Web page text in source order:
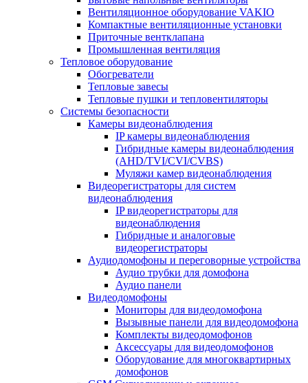
Вентиляционное оборудование VAKIO
Компактные вентиляционные установки
Приточные вентклапана
Промышленная вентиляция
Тепловое оборудование
Обогреватели
Тепловые завесы
Тепловые пушки и тепловентиляторы
Системы безопасности
Камеры видеонаблюдения
IP камеры видеонаблюдения
Гибридные камеры видеонаблюдения
(AHD/TVI/CVI/CVBS)
Муляжи камер видеонаблюдения
Видеорегистраторы для систем
видеонаблюдения
IP видеорегистраторы для
видеонаблюдения
Гибридные и аналоговые
видеорегистраторы
Аудиодомофоны и переговорные устройства
Аудио трубки для домофона
Аудио панели
Видеодомофоны
Мониторы для видеодомофона
Вызывные панели для видеодомофона
Комплекты видеодомофонов
Аксессуары для видеодомофонов
Оборудование для многоквартирных
домофонов